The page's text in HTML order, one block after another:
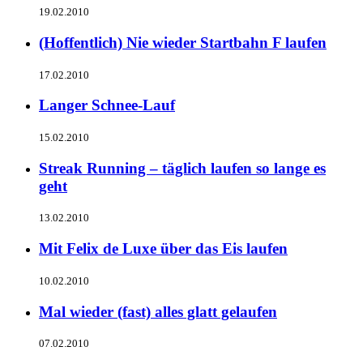
19.02.2010
(Hoffentlich) Nie wieder Startbahn F laufen
17.02.2010
Langer Schnee-Lauf
15.02.2010
Streak Running – täglich laufen so lange es
geht
13.02.2010
Mit Felix de Luxe über das Eis laufen
10.02.2010
Mal wieder (fast) alles glatt gelaufen
07.02.2010